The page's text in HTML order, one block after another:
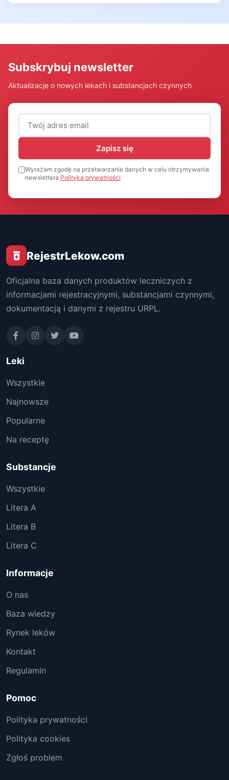
Subskrybuj newsletter
Aktualizacje o nowych lekach i substancjach czynnych
Adres email (wymagany)
Zapisz się
Wyrażam zgodę na przetwarzanie danych w celu otrzymywania
newslettera Polityka prywatności
RejestrLekow.com
Oficjalna baza danych produktów leczniczych z
informacjami rejestracyjnymi, substancjami czynnymi,
dokumentacją i danymi z rejestru URPL.
Leki
Wszystkie
Najnowsze
Popularne
Na receptę
Substancje
Wszystkie
Litera A
Litera B
Litera C
Informacje
O nas
Baza wiedzy
Rynek leków
Kontakt
Regulamin
Pomoc
Polityka prywatności
Polityka cookies
Zgłoś problem